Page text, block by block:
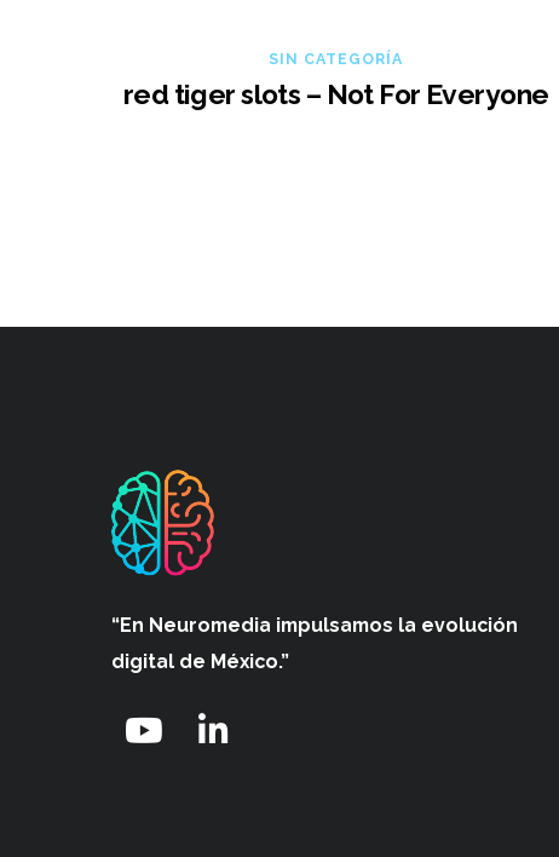
SIN CATEGORÍA
red tiger slots – Not For Everyone
“En Neuromedia impulsamos la evolución
digital de México.”